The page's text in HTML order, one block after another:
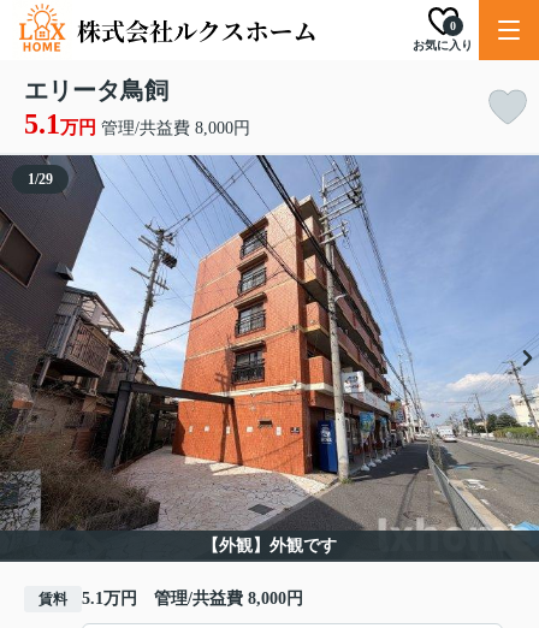
お気に入り
0
エリータ鳥飼
5.1万円 管理/共益費 8,000円
【外観】外観です
1/29
賃料 5.1万円 管理/共益費 8,000円